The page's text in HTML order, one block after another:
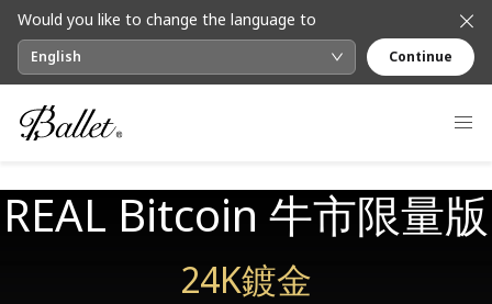
Would you like to change the language to
English Continue
REAL Bitcoin 牛市限量版
24K鍍金